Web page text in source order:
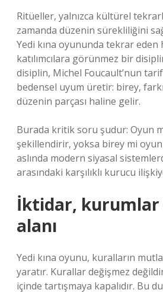
Ritüeller, yalnızca kültürel
zamanda düzenin sürekliliğini
Yedi kına oyununda tekrar eden
katılımcılara görünmez bir
disiplin, Michel Foucault’nun
bedensel uyum üretir: birey,
düzenin parçası haline gelir.
Burada kritik soru şudur: Oyun
şekillendirir, yoksa birey mi
aslında modern siyasal
arasındaki karşılıklı kurucu
İktidar, kurumlar
alanı
Yedi kına oyunu, kuralların
yaratır. Kurallar değişmez
içinde tartışmaya kapalıdır. Bu